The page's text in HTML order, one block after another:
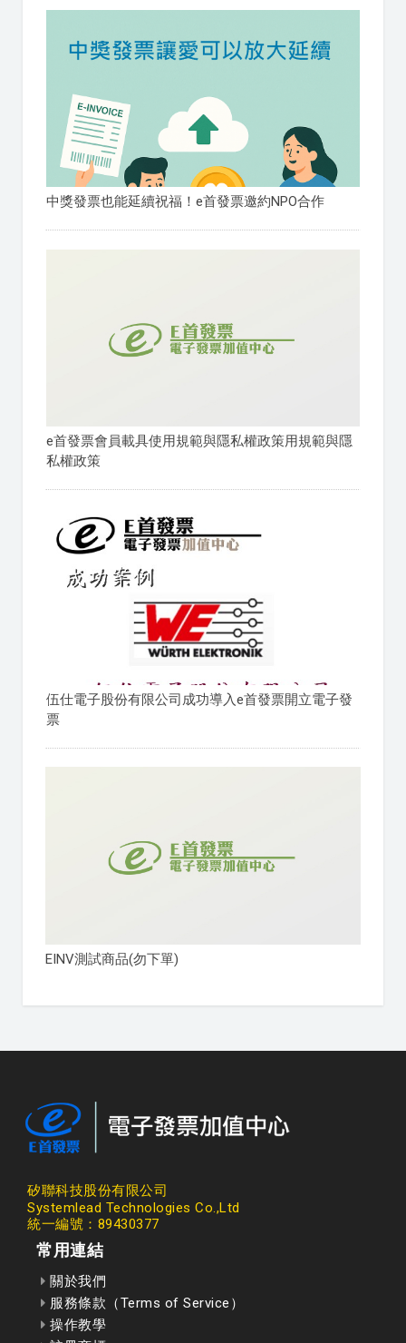
中獎發票也能延續祝福！e首發票邀約NPO合作
e首發票會員載具使用規範與隱私權政策用規範與隱
私權政策
伍仕電子股份有限公司成功導入e首發票開立電子發
票
EINV測試商品(勿下單)
矽聯科技股份有限公司
Systemlead Technologies Co.,Ltd
統一編號：89430377
常用連結
關於我們
服務條款（Terms of Service）
操作教學